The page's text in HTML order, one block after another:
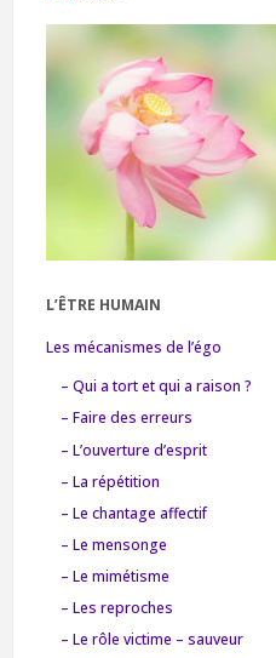
l’Aura"
L’ÊTRE HUMAIN
Les mécanismes de l’égo
– Qui a tort et qui a raison ?
– Faire des erreurs
– L’ouverture d’esprit
– La répétition
– Le chantage affectif
– Le mensonge
– Le mimétisme
– Les reproches
– Le rôle victime – sauveur